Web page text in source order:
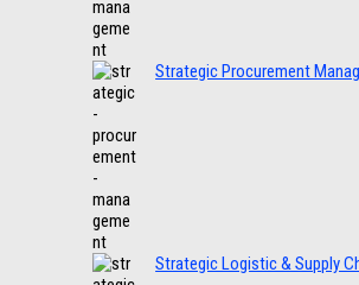
Strategic Procurement
Strategic Logistic & Supply